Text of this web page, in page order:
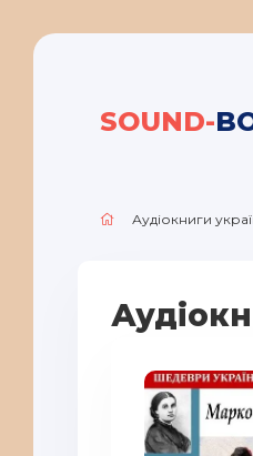
SOUND-
Аудіокниги